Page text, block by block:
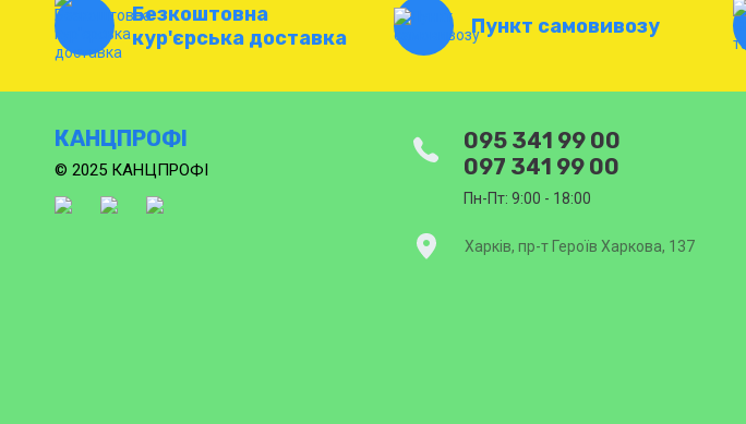
Безкоштовна
кур'єрська доставка
Пункт самовивозу
КАНЦПРОФІ
© 2025 КАНЦПРОФІ
095 341 99 00
097 341 99 00
Пн-Пт: 9:00 - 18:00
Харків, пр-т Героїв Харкова, 137